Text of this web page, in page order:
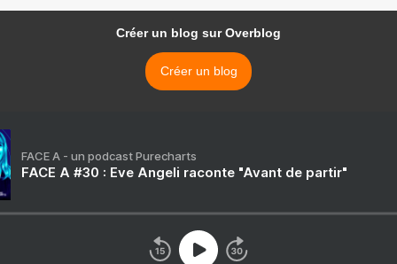
Créer un blog sur Overblog
Créer un blog
FACE A - un podcast Purecharts
FACE A #30 : Eve Angeli raconte "Avant de partir"